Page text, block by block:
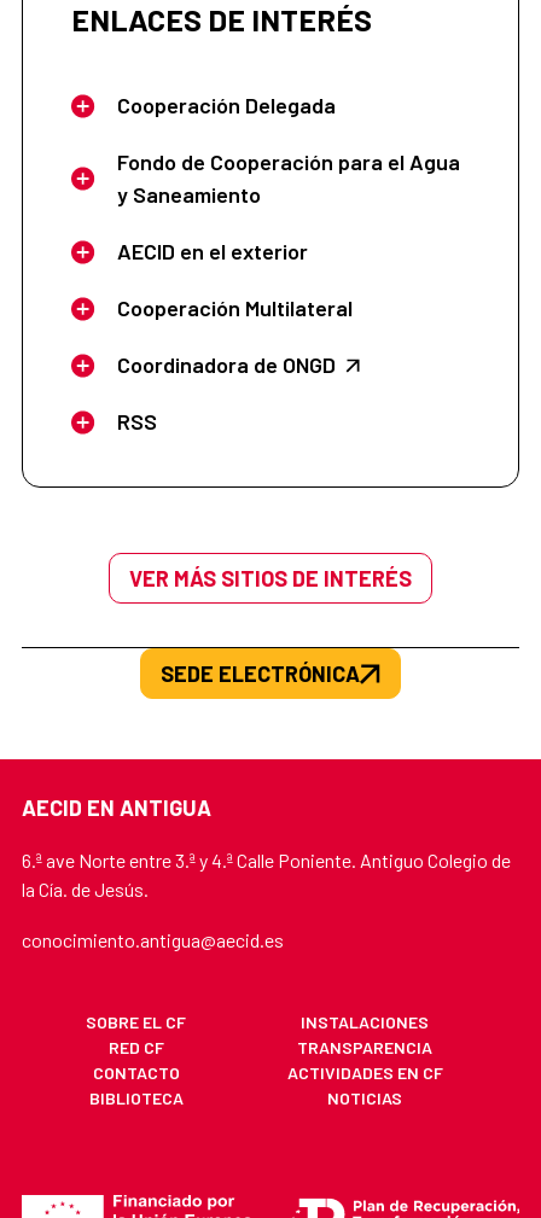
ENLACES DE INTERÉS
Cooperación Delegada
Fondo de Cooperación para el Agua
y Saneamiento
AECID en el exterior
Cooperación Multilateral
Coordinadora de ONGD
RSS
VER MÁS SITIOS DE INTERÉS
SEDE ELECTRÓNICA
AECID EN ANTIGUA
6.ª ave Norte entre 3.ª y 4.ª Calle Poniente. Antiguo Colegio de
la Cía. de Jesús.
conocimiento.antigua@aecid.es
SOBRE EL CF
INSTALACIONES
RED CF
TRANSPARENCIA
CONTACTO
ACTIVIDADES EN CF
BIBLIOTECA
NOTICIAS